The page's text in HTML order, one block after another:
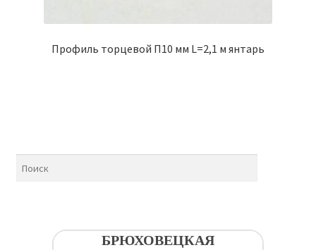
Профиль торцевой П10 мм L=2,1 м янтарь
БРЮХОВЕЦКАЯ